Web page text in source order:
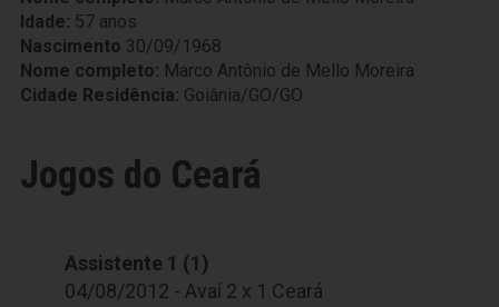
Idade: 57 anos
Nascimento 30/09/1968
Nome completo: Marco Antônio de Mello Moreira
Cidade Residência: Goiânia/GO/GO
Jogos do Ceará
Assistente 1 (1)
04/08/2012 - Avaí 2 x 1 Ceará